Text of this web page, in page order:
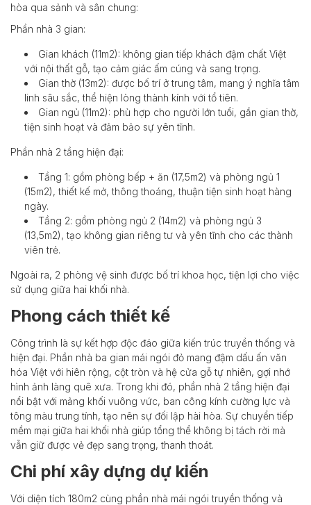
hòa qua sảnh và sân chung:
Phần nhà 3 gian:
Gian khách (11m2): không gian tiếp khách đậm chất Việt
với nội thất gỗ, tạo cảm giác ấm cúng và sang trọng.
Gian thờ (13m2): được bố trí ở trung tâm, mang ý nghĩa tâm
linh sâu sắc, thể hiện lòng thành kính với tổ tiên.
Gian ngủ (11m2): phù hợp cho người lớn tuổi, gần gian thờ,
tiện sinh hoạt và đảm bảo sự yên tĩnh.
Phần nhà 2 tầng hiện đại:
Tầng 1: gồm phòng bếp + ăn (17,5m2) và phòng ngủ 1
(15m2), thiết kế mở, thông thoáng, thuận tiện sinh hoạt hàng
ngày.
Tầng 2: gồm phòng ngủ 2 (14m2) và phòng ngủ 3
(13,5m2), tạo không gian riêng tư và yên tĩnh cho các thành
viên trẻ.
Ngoài ra, 2 phòng vệ sinh được bố trí khoa học, tiện lợi cho việc
sử dụng giữa hai khối nhà.
Phong cách thiết kế
Công trình là sự kết hợp độc đáo giữa kiến trúc truyền thống và
hiện đại. Phần nhà ba gian mái ngói đỏ mang đậm dấu ấn văn
hóa Việt với hiên rộng, cột tròn và hệ cửa gỗ tự nhiên, gợi nhớ
hình ảnh làng quê xưa. Trong khi đó, phần nhà 2 tầng hiện đại
nổi bật với mảng khối vuông vức, ban công kính cường lực và
tông màu trung tính, tạo nên sự đối lập hài hòa. Sự chuyển tiếp
mềm mại giữa hai khối nhà giúp tổng thể không bị tách rời mà
vẫn giữ được vẻ đẹp sang trọng, thanh thoát.
Chi phí xây dựng dự kiến
Với diện tích 180m2 cùng phần nhà mái ngói truyền thống và